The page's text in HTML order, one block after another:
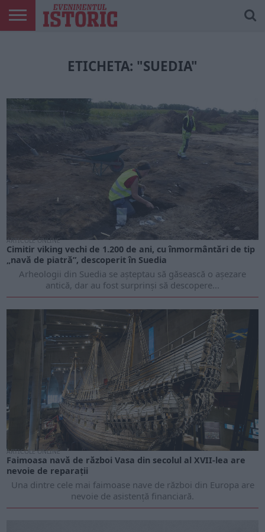
ETICHETA: "SUEDIA"
ARTICOLE ONLINE
Cimitir viking vechi de 1.200 de ani, cu înmormântări de tip
„navă de piatră”, descoperit în Suedia
Arheologii din Suedia se așteptau să găsească o așezare
antică, dar au fost surprinși să descopere...
ARTICOLE ONLINE
Faimoasa navă de război Vasa din secolul al XVII-lea are
nevoie de reparații
Una dintre cele mai faimoase nave de război din Europa are
nevoie de asistență financiară.